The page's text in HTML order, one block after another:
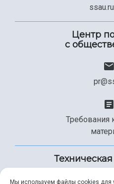
Центр
с
Требования
Мы используем файлы cookies для